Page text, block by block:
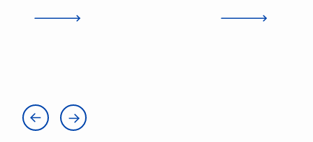
Vonovia den Rentnern die seit
auch auf